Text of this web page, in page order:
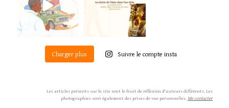
Charger plus Suivre le compte insta
Les articles présents sur le site sont le fruit de réflexion d'auteurs différents. Les
photographies sont également des prises de vue personnelles.Me contacter